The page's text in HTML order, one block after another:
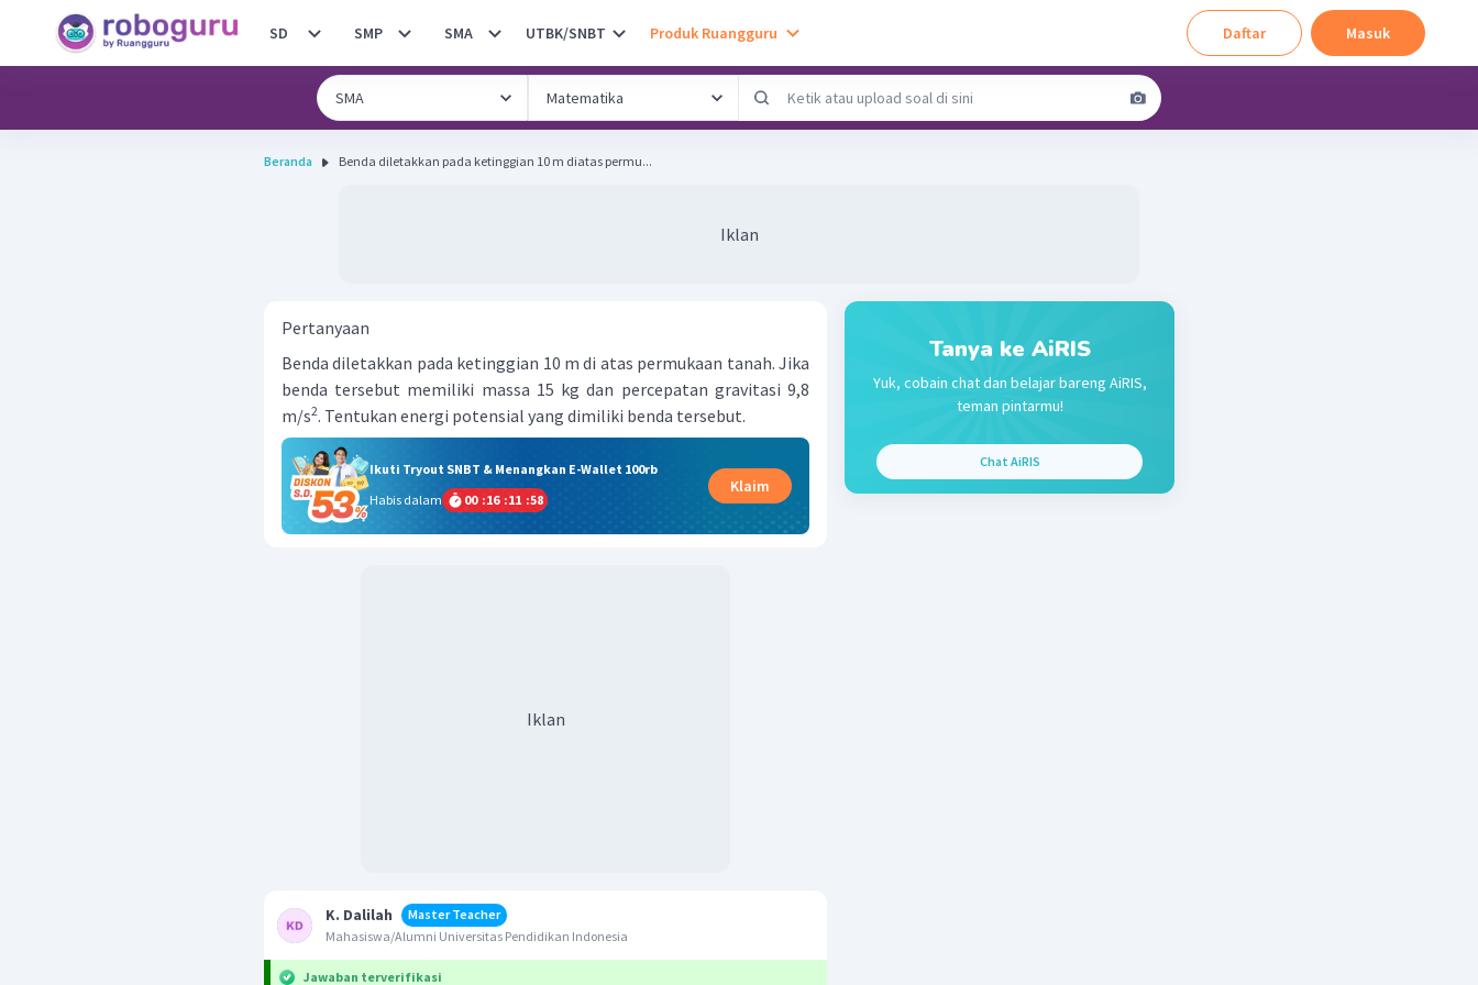
SD SMP SMA UTBK/SNBT Produk Ruangguru Daftar Masuk
Beranda Benda diletakkan pada ketinggian 10 m diatas permu...
Iklan
Pertanyaan
Benda diletakkan pada ketinggian 10 m di atas permukaan tanah. Jika
benda tersebut memiliki massa 15 kg dan percepatan gravitasi 9,8
m/s2. Tentukan energi potensial yang dimiliki benda tersebut.
Ikuti Tryout SNBT & Menangkan E-Wallet 100rb
Habis dalam
00 :16 :11 :58
Klaim
Iklan
K. Dalilah
Master Teacher
Mahasiswa/Alumni Universitas Pendidikan Indonesia
Jawaban terverifikasi
Tanya ke AiRIS
Yuk, cobain chat dan belajar bareng AiRIS,
teman pintarmu!
Chat AiRIS